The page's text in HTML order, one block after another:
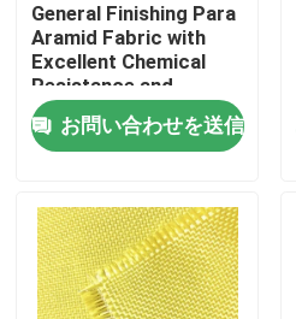
家
プロダクト
ビデオ
General Finishing Para
Aramid Fabric with
Excellent Chemical
Resistance and
Tensile Strength
≥2000N
お問い合わせを送信